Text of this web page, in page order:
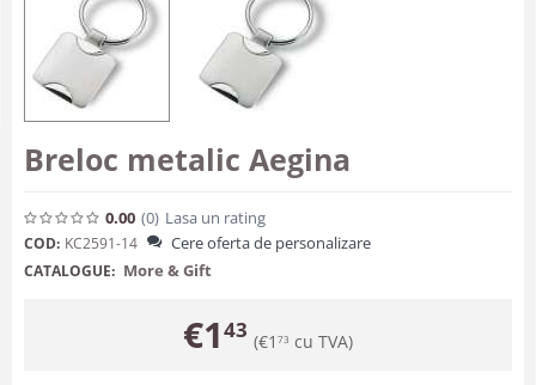
Breloc metalic Aegina
0.00 (0) Lasa un rating
COD: KC2591-14 Cere oferta de personalizare
CATALOGUE: More & Gift
€143 (€1 73 cu TVA)